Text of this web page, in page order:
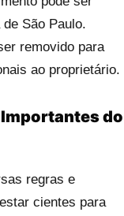
São Paulo.
removido para
ao proprietário.
do
regras e
cientes para